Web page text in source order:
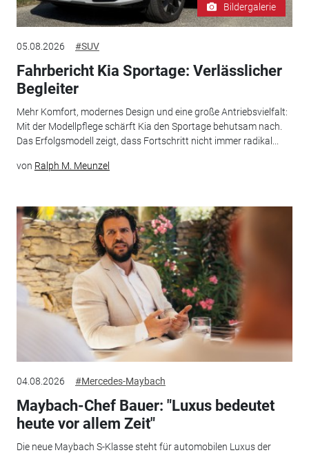
Bildergalerie
05.08.2026 #SUV
Fahrbericht Kia Sportage: Verlässlicher
Begleiter
Mehr Komfort, modernes Design und eine große Antriebsvielfalt:
Mit der Modellpflege schärft Kia den Sportage behutsam nach.
Das Erfolgsmodell zeigt, dass Fortschritt nicht immer radikal...
von Ralph M. Meunzel
04.08.2026 #Mercedes-Maybach
Maybach-Chef Bauer: "Luxus bedeutet
heute vor allem Zeit"
Die neue Maybach S-Klasse steht für automobilen Luxus der